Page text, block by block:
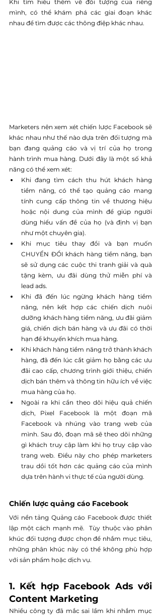
Khi tìm hiểu thêm về đối tượng của riêng
mình, có thể khám phá các giai đoạn khác
nhau để tìm được các thông điệp khác nhau.
Marketers nên xem xét chiến lược Facebook sẽ
khác nhau như thế nào dựa trên đối tượng mà
bạn đang quảng cáo và vị trí của họ trong
hành trình mua hàng. Dưới đây là một số khả
năng có thể xem xét:
Khi đang tìm cách thu hút khách hàng
tiềm năng, có thể tạo quảng cáo mang
tính cung cấp thông tin về thương hiệu
hoặc nội dung của mình để giúp người
dùng hiểu vấn đề của họ (và định vị bạn
như một chuyên gia).
Khi mục tiêu thay đổi và bạn muốn
CHUYỂN ĐỔI khách hàng tiềm năng, bạn
sẽ sử dụng các cuộc thi tranh giải và quà
tặng kèm, ưu đãi dùng thử miễn phí và
lead ads.
Khi đã đến lúc ngừng khách hàng tiềm
năng, nên kết hợp các chiến dịch nuôi
dưỡng khách hàng tiềm năng, ưu đãi giảm
giá, chiến dịch bán hàng và ưu đãi có thời
hạn để khuyến khích mua hàng.
Khi khách hàng tiềm năng trở thành khách
hàng, đã đến lúc cắt giảm họ bằng các ưu
đãi cao cấp, chương trình giới thiệu, chiến
dịch bán thêm và thông tin hữu ích về việc
mua hàng của họ.
Ngoài ra khi cần theo dõi hiệu quả chiến
dịch, Pixel Facebook là một đoạn mã
Facebook và nhúng vào trang web của
mình. Sau đó, đoạn mã sẽ theo dõi những
gì khách truy cập làm khi họ truy cập vào
trang web. Điều này cho phép marketers
trau dồi tốt hơn các quảng cáo của mình
dựa trên hành vi thực tế của người dùng.
Chiến lược quảng cáo Facebook
Với nền tảng Quảng cáo Facebook được thiết
lập một cách mạnh mẽ.  Tùy thuộc vào phân
khúc đối tượng được chọn để nhắm mục tiêu,
những phân khúc này có thể không phù hợp
với sản phẩm hoặc dịch vụ.
1. Kết hợp Facebook Ads với
Content Marketing
Nhiều công ty đã mắc sai lầm khi nhắm mục